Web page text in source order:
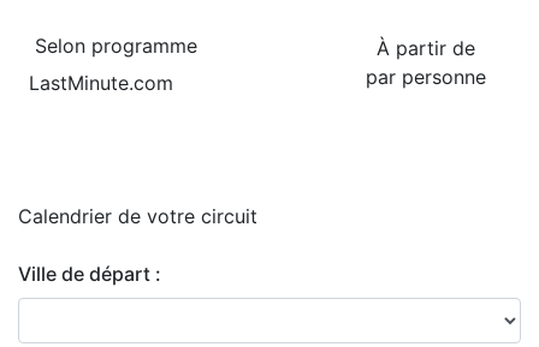
À partir de
par personne
Selon programme
LastMinute.com
Calendrier de votre circuit
Ville de départ :